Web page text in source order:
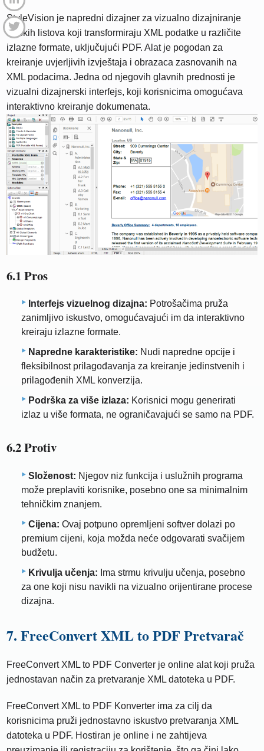
StyleVision je napredni dizajner za vizualno dizajniranje
stilskih listova koji transformiraju XML podatke u različite
izlazne formate, uključujući PDF. Alat je pogodan za
kreiranje uvjerljivih izvještaja i obrazaca zasnovanih na
XML podacima. Jedna od njegovih glavnih prednosti je
vizualni dizajnerski interfejs, koji korisnicima omogućava
interaktivno kreiranje dokumenata.
6.1 Pros
Interfejs vizuelnog dizajna: Potrošačima pruža
zanimljivo iskustvo, omogućavajući im da interaktivno
kreiraju izlazne formate.
Napredne karakteristike: Nudi napredne opcije i
fleksibilnost prilagođavanja za kreiranje jedinstvenih i
prilagođenih XML konverzija.
Podrška za više izlaza: Korisnici mogu generirati
izlaz u više formata, ne ograničavajući se samo na PDF.
6.2 Protiv
Složenost: Njegov niz funkcija i uslužnih programa
može preplaviti korisnike, posebno one sa minimalnim
tehničkim znanjem.
Cijena: Ovaj potpuno opremljeni softver dolazi po
premium cijeni, koja možda neće odgovarati svačijem
budžetu.
Krivulja učenja: Ima strmu krivulju učenja, posebno
za one koji nisu navikli na vizualno orijentirane procese
dizajna.
7. FreeConvert XML to PDF Pretvarač
FreeConvert XML to PDF Converter je online alat koji pruža
jednostavan način za pretvaranje XML datoteka u PDF.
FreeConvert XML to PDF Konverter ima za cilj da
korisnicima pruži jednostavno iskustvo pretvaranja XML
datoteka u PDF. Hostiran je online i ne zahtijeva